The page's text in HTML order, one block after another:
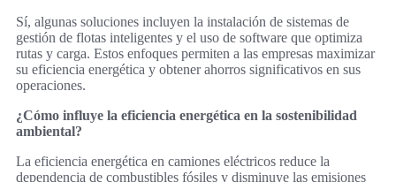
Sí, algunas soluciones incluyen la instalación de sistemas de
gestión de flotas inteligentes y el uso de software que optimiza
rutas y carga. Estos enfoques permiten a las empresas maximizar
su eficiencia energética y obtener ahorros significativos en sus
operaciones.
¿Cómo influye la eficiencia energética en la sostenibilidad
ambiental?
La eficiencia energética en camiones eléctricos reduce la
dependencia de combustibles fósiles y disminuye las emisiones